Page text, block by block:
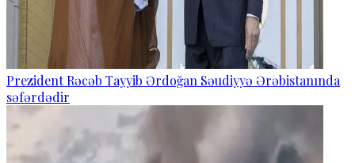
Prezident Rəcəb Tayyib Ərdoğan Səudiyyə Ərəbistanında
səfərdədir